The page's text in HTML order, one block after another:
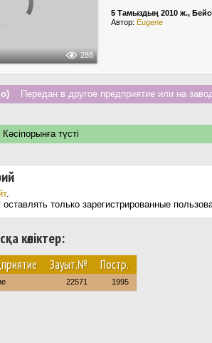
288
5 Тамыздың 2010 ж.,
Автор: Eugene
Передан в другое предприятие или на
түсті
.
только зарегистрированные
көліктер:
Зауыт.№ Постр.
22571 1995